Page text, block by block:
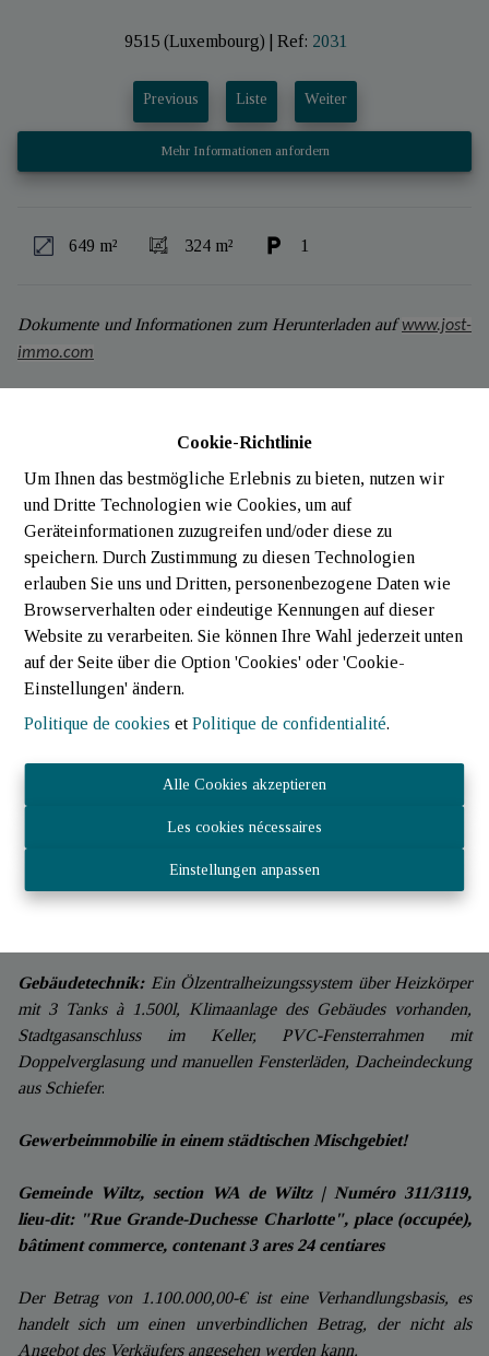
Cookie-Richtlinie
Um Ihnen das bestmögliche Erlebnis zu bieten, nutzen wir
und Dritte Technologien wie Cookies, um auf
Geräteinformationen zuzugreifen und/oder diese zu
speichern. Durch Zustimmung zu diesen Technologien
erlauben Sie uns und Dritten, personenbezogene Daten wie
Browserverhalten oder eindeutige Kennungen auf dieser
Website zu verarbeiten. Sie können Ihre Wahl jederzeit unten
auf der Seite über die Option 'Cookies' oder 'Cookie-
Einstellungen' ändern.
Politique de cookies etPolitique de confidentialité.
Alle Cookies akzeptieren
Les cookies nécessaires
Einstellungen anpassen
9515 (Luxembourg) Ref: 2031
Previous Liste Weiter
Mehr Informationen anfordern
649 m² 324 m² 1
Dokumente und Informationen zum Herunterladen aufwww.jost-
immo.com
Geschäftsgebäude im Herzen von Wiltz in der ersten Reihe der
Das Gebäude wurde über 30 Jahre lang von einer Bank gemietet
und wurde immer gut gepflegt. ausgestattet mit 6 separaten Büros
und einem Open Space und sicherlich viel Potential erstreckt es
sich über 4 Etagen.
Hier ist seine Zusammensetzung:
Erdgeschoss: Eingang mit Glasschiebetür, ein offener Empfang
bedient die verschiedenen "Büros" und Etagen, 3 separate Büros
und ein separates WC
Erste Etage: Open Space mit einer Fläche von 75m², 3 separate
Küchenbereich, 2 Dachbodenbereiche
Besprechungsraum mit 44m², 4 separate
Kellerräume, 2 Müllräume, Sanitärbereich (mit WC),
Es besteht dieMöglichkeit, mindestens 3 Innenparkplätze zu
Gebäudetechnik: Ein Ölzentralheizungssystem über Heizkörper
mit 3 Tanks à 1.500l, Klimaanlage des Gebäudes vorhanden,
Stadtgasanschluss im Keller, PVC-Fensterrahmen mit
Doppelverglasung und manuellen Fensterläden, Dacheindeckung
aus Schiefer.
Gewerbeimmobilie in einem städtischen Mischgebiet!
Gemeinde Wiltz, section WA de Wiltz | Numéro 311/3119,
lieu-dit: "Rue Grande-Duchesse Charlotte", place (occupée),
bâtiment commerce, contenant 3 ares 24 centiares
Der Betrag von 1.100.000,00-€ ist eine Verhandlungsbasis, es
handelt sich um einen unverbindlichen Betrag, der nicht als
Angebot des Verkäufers angesehen werden kann.